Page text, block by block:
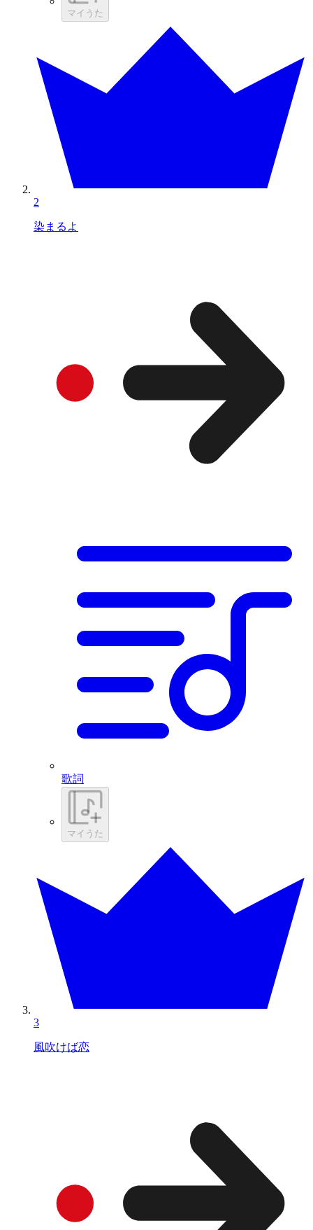
マイうた
2
染まるよ
歌詞
マイうた
3
風吹けば恋